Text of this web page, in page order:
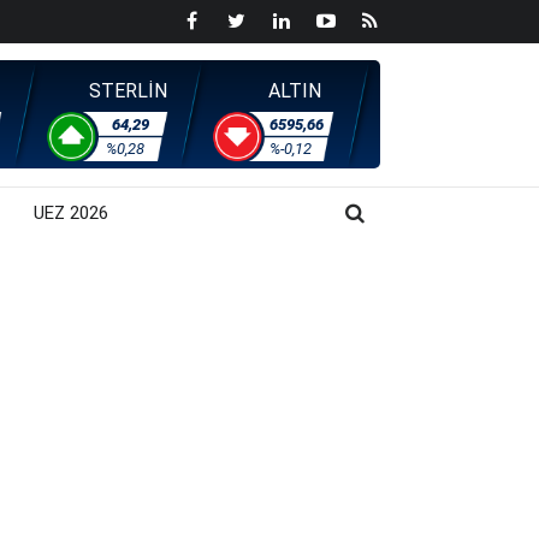
STERLİN
64,29
%0,28
ALTIN
6595,66
%-0,12
UEZ 2026